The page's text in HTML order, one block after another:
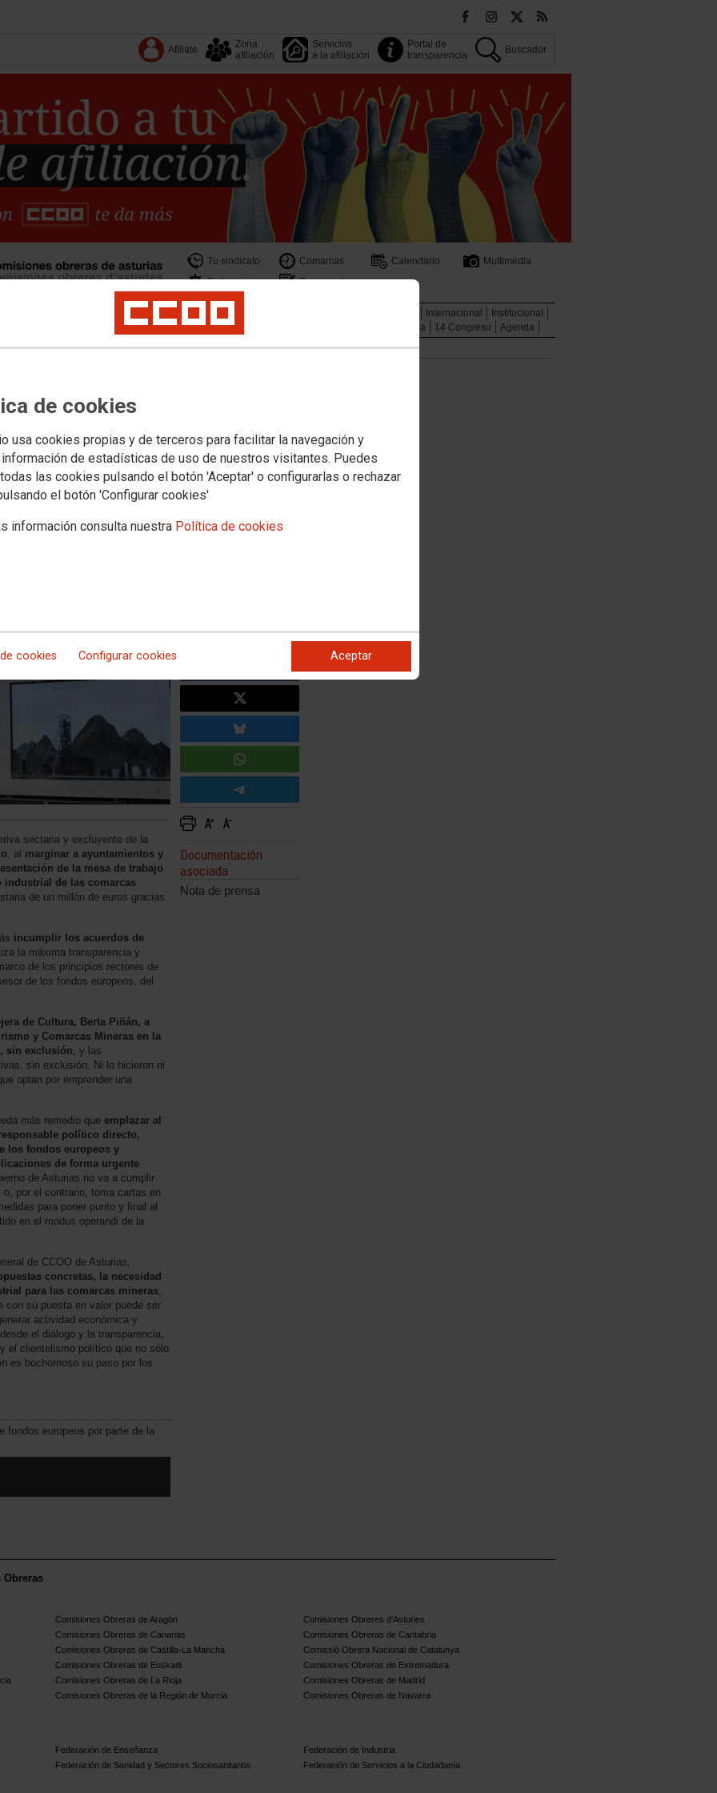
de cookies
usa cookies propias y de terceros para facilitar la navegación y
de estadísticas de uso de nuestros visitantes. Puedes
las cookies pulsando el botón 'Aceptar' o configurarlas o rechazar
el botón 'Configurar cookies'
información consulta nuestra Política de cookies
cookies Configurar cookies Aceptar
Afíliate
Zona
afiliación
Servicios
a la afiliación
Portal de
transparencia
Buscador
Tu sindicato Comarcas Calendario
Multimedia
Federaciones
Documentos
Internacional
Institucional
Escuela de Verano Laboralista Anita Sirgo Portal de transparencia 14 Congreso
Agenda
Actualidad
regional a dar
sectario y excluyente de
por parte de la
de la presentación de la mesa de trabajo para el
de las comarcas mineras fue un hecho injustificado e inaudito
de la marca “Asturias, Naturaleza Minera”. El
urgente, si va a permitir que se incumplan los acuerdos
medidas para poner punto y final a este desagradable
de Graciela Blanco. El vaso de nuestra paciencia ha
sectaria y excluyente de la
, al marginar a ayuntamientos y
de la mesa de trabajo
industrial de las comarcas
de un millón de euros gracias
incumplir los acuerdos de
la máxima transparencia y
de los principios rectores de
de los fondos europeos, del
de Cultura, Berta Piñán, a
y Comarcas Mineras en la
sin exclusión , y las
sin exclusión. Ni lo hicieron ni
optan por emprender una
más remedio que emplazar al
político directo,
los fondos europeos y
de forma urgente
de Asturias no va a cumplir
por el contrario, toma cartas en
para poner punto y final al
en el modus operandi de la
de CCOO de Asturias,
concretas, la necesidad
para las comarcas mineras
con su puesta en valor puede ser
actividad económica y
el diálogo y la transparencia,
el clientelismo político que no sólo
es bochornoso su paso por los
fondos europeos por parte de la
Documentación
asociada
Nota de prensa
Obreras
Comisiones Obreras de Aragón
Comisiones Obreres d'Asturies
Comisiones Obreras de Canarias
Comisiones Obreras de Cantabria
Comisiones Obreras de Castilla-La Mancha
Comissió Obrera Nacional de Catalunya
Comisiones Obreras de Euskadi
Comisiones Obreras de Extremadura
Comisiones Obreras de La Rioja
Comisiones Obreras de Madrid
Comisiones Obreras de la Región de Murcia
Comisiones Obreras de Navarra
Federación de Enseñanza
Federación de Industria
Federación de Sanidad y Sectores Sociosanitarios
Federación de Servicios a la Ciudadanía